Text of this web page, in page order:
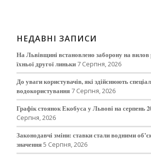
НЕДАВНІ ЗАПИСИ
На Львівщині встановлено заборону на вилов
їхньої другої линьки 7 Серпня, 2026
До уваги користувачів, які здійснюють
водокористування 7 Серпня, 2026
Графік стоянок Екобуса у Львові на серпень
Серпня, 2026
Законодавчі зміни: ставки стали водними
значення5 Серпня, 2026